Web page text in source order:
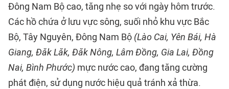
Đông Nam Bộ cao, tăng nhẹ so với ngày hôm trước.
Các hồ chứa ở lưu vực sông, suối nhỏ khu vực Bắc
Bộ, Tây Nguyên, Đông Nam Bộ (Lào Cai, Yên Bái, Hà
Giang, Đăk Lăk, Đăk Nông, Lâm Đồng, Gia Lai, Đồng
Nai, Bình Phước) mực nước cao, đang tăng cường
phát điện, sử dụng nước hiệu quả tránh xả thừa.